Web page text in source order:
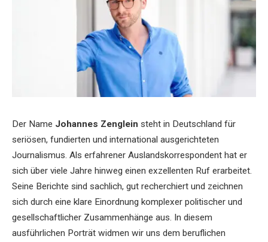
Der Name Johannes Zenglein steht in Deutschland für
seriösen, fundierten und international ausgerichteten
Journalismus. Als erfahrener Auslandskorrespondent hat er
sich über viele Jahre hinweg einen exzellenten Ruf erarbeitet.
Seine Berichte sind sachlich, gut recherchiert und zeichnen
sich durch eine klare Einordnung komplexer politischer und
gesellschaftlicher Zusammenhänge aus. In diesem
ausführlichen Porträt widmen wir uns dem beruflichen